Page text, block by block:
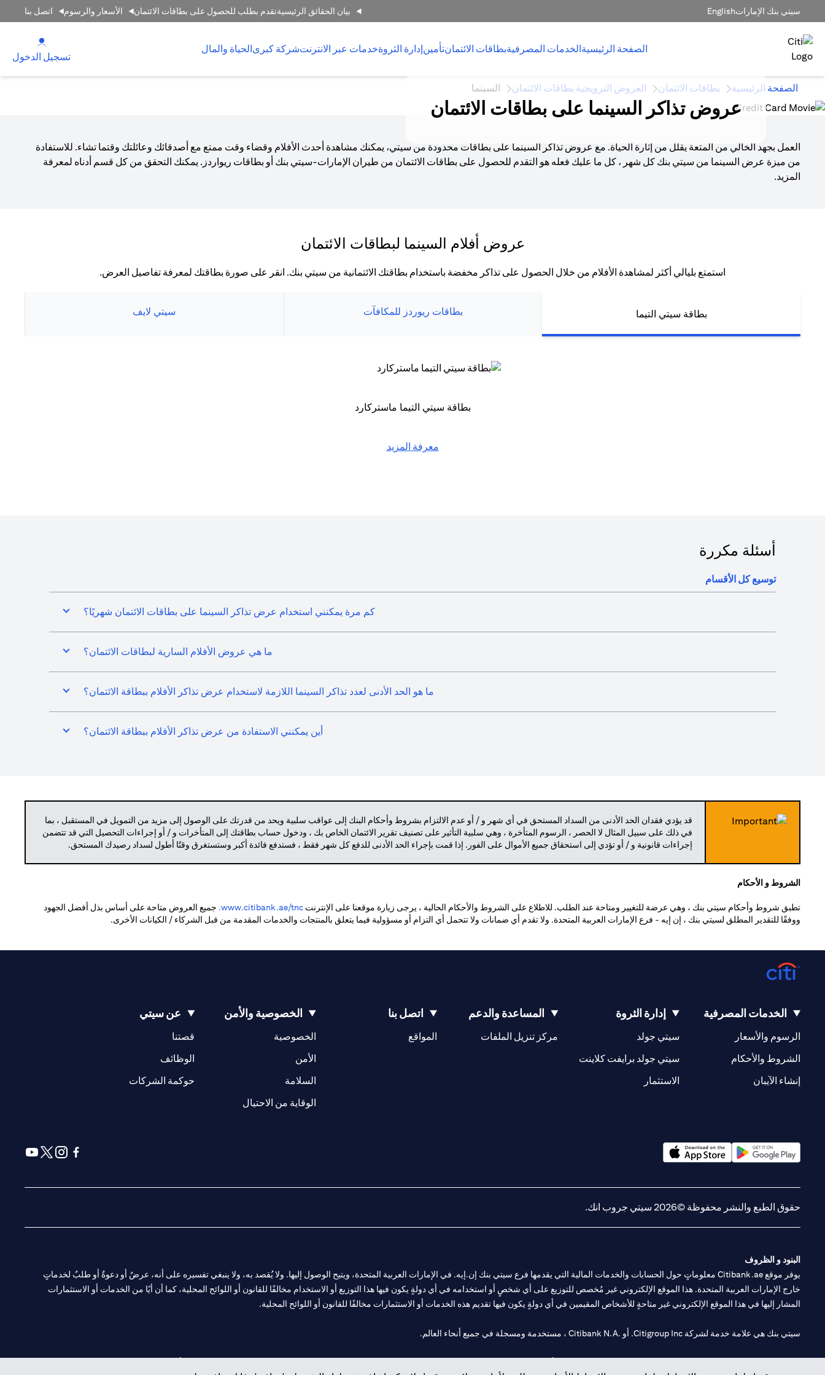
سيتي بنك الإماراتEnglish بيان الحقائق الرئيسيةتقدم بطلب للحصول على بطاقات الائتمان الأسعار والرسوم اتصل بنا
الصفحة الرئيسيةالخدمات المصرفيةبطاقات الائتمانتأمينإدارة الثروةخدمات عبر الانترنتشركة كبرىالحياة والمال
تسجيل الدخول
الصفحة الرئيسية بطاقات الائتمان العروض الترويجية بطاقات الائتمان السينما
عروض تذاكر السينما على بطاقات الائتمان
العمل بجهد الخالي من المتعة يقلل من إثارة الحياة. مع عروض تذاكر السينما على بطاقات محدودة من سيتي، يمكنك مشاهدة أحدث الأفلام وقضاء وقت ممتع مع أصدقائك وعائلتك وقتما تشاء. للاستفادة
من ميزة عرض السينما من سيتي بنك كل شهر ، كل ما عليك فعله هو التقدم للحصول على بطاقات الائتمان من طيران الإمارات-سيتي بنك أو بطاقات ريواردز. يمكنك التحقق من كل قسم أدناه لمعرفة
المزيد.
عروض أفلام السينما لبطاقات الائتمان
استمتع بليالي أكثر لمشاهدة الأفلام من خلال الحصول على تذاكر مخفضة باستخدام بطاقتك الائتمانية من سيتي بنك. انقر على صورة بطاقتك لمعرفة تفاصيل العرض.
بطاقة سيتي التيما بطاقات ريوردز للمكافآت سيتي لايف
بطاقة سيتي التيما ماستركارد
معرفة المزيد
أسئلة مكررة
توسيع كل الأقسام
كم مرة يمكنني استخدام عرض تذاكر السينما على بطاقات الائتمان شهريًا؟
ما هي عروض الأفلام السارية لبطاقات الائتمان؟
ما هو الحد الأدنى لعدد تذاكر السينما اللازمة لاستخدام عرض تذاكر الأفلام ببطاقة الائتمان؟
أين يمكنني الاستفادة من عرض تذاكر الأفلام ببطاقة الائتمان؟
قد يؤدي فقدان الحد الأدنى من السداد المستحق في أي شهر و / أو عدم الالتزام بشروط وأحكام البنك إلى عواقب سلبية ويحد من قدرتك على الوصول إلى مزيد من التمويل في المستقبل ، بما
في ذلك على سبيل المثال لا الحصر ، الرسوم المتأخرة ، وهي سلبية التأثير على تصنيف تقرير الائتمان الخاص بك ، ودخول حساب بطاقتك إلى المتأخرات و / أو إجراءات التحصيل التي قد تتضمن
إجراءات قانونية و / أو تؤدي إلى استحقاق جميع الأموال على الفور. إذا قمت بإجراء الحد الأدنى للدفع كل شهر فقط ، فستدفع فائدة أكبر وستستغرق وقتًا أطول لسداد رصيدك المستحق.
الشروط و الأحكام
تطبق شروط وأحكام سيتي بنك ، وهي عرضة للتغيير ومتاحة عند الطلب. للاطلاع على الشروط والأحكام الحالية ، يرجى زيارة موقعنا على الإنترنت www.citibank.ae/tnc. جميع العروض متاحة على أساس بذل أفضل الجهود
ووفقًا للتقدير المطلق لسيتي بنك ، إن إيه - فرع الإمارات العربية المتحدة. ولا تقدم أي ضمانات ولا تتحمل أي التزام أو مسؤولية فيما يتعلق بالمنتجات والخدمات المقدمة من قبل الشركاء / الكيانات الأخرى.
الخدمات المصرفية
الرسوم والأسعار
الشروط والأحكام
إنشاء الآيبان
إدارة الثروة
سيتي جولد
سيتي جولد برايفت كلاينت
الاستثمار
المساعدة والدعم
مركز تنزيل الملفات
اتصل بنا
المواقع
(opens in a new tab)
الخصوصية والأمن
الخصوصية
الأمن
السلامة
الوقاية من الاحتيال
عن سيتي
قصتنا
(opens in a new tab)
الوظائف
(opens in a new tab)
حوكمة الشركات
(opens in a new tab)
حقوق الطبع والنشر محفوظة ©2026 سيتي جروب انك.
البنود و الظروف
يوفر موقع Citibank.ae معلوماتٍ حول الحسابات والخدمات المالية التي يقدمها فرع سيتي بنك إن.إيه. في الإمارات العربية المتحدة، ويتيح الوصول إليها. ولا يُقصد به، ولا ينبغي تفسيره على أنه، عرضٌ أو دعوةٌ أو طلبٌ لخدماتٍ
خارج الإمارات العربية المتحدة. هذا الموقع الإلكتروني غير مُخصص للتوزيع على أي شخصٍ أو استخدامه في أي دولةٍ يكون فيها هذا التوزيع أو الاستخدام مخالفًا للقانون أو اللوائح المحلية، كما أن أيًا من الخدمات أو الاستثمارات
المشار إليها في هذا الموقع الإلكتروني غير متاحةٍ للأشخاص المقيمين في أي دولةٍ يكون فيها تقديم هذه الخدمات أو الاستثمارات مخالفًا للقانون أو اللوائح المحلية.
سيتي بنك هي علامة خدمة لشركة Citigroup Inc. أو .Citibank N.A ، مستخدمة ومسجلة في جميع أنحاء العالم.